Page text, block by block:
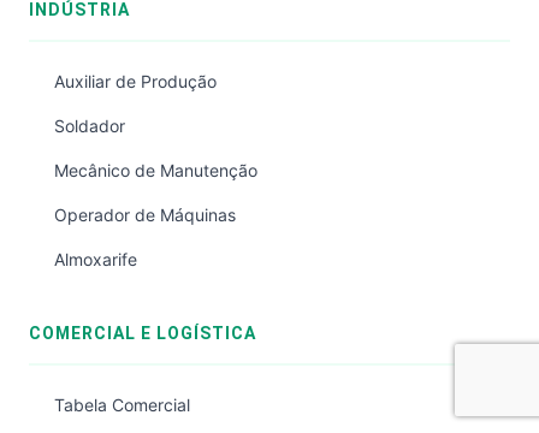
INDÚSTRIA
Auxiliar de Produção
Soldador
Mecânico de Manutenção
Operador de Máquinas
Almoxarife
COMERCIAL E LOGÍSTICA
Tabela Comercial